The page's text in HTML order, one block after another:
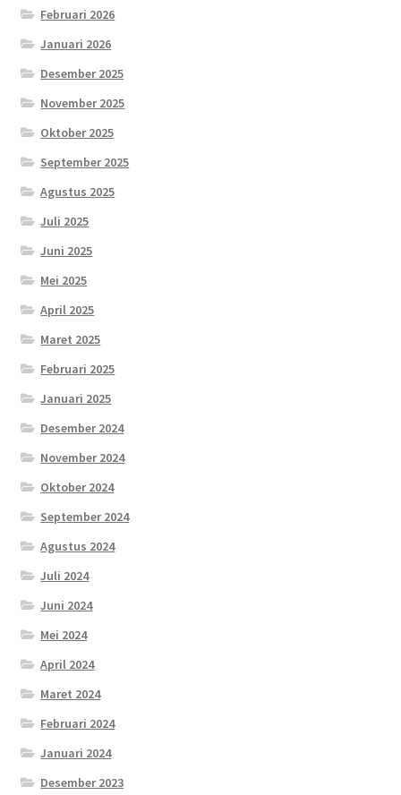
Februari 2026
Januari 2026
Desember 2025
November 2025
Oktober 2025
September 2025
Agustus 2025
Juli 2025
Juni 2025
Mei 2025
April 2025
Maret 2025
Februari 2025
Januari 2025
Desember 2024
November 2024
Oktober 2024
September 2024
Agustus 2024
Juli 2024
Juni 2024
Mei 2024
April 2024
Maret 2024
Februari 2024
Januari 2024
Desember 2023